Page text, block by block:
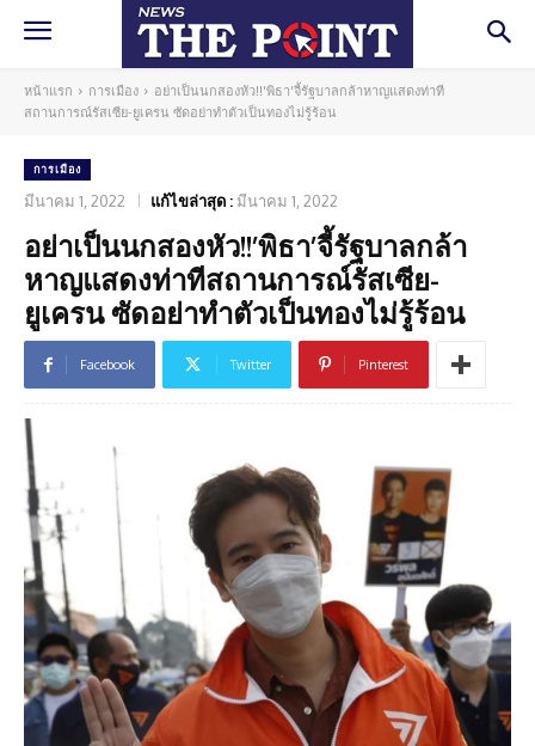
หน้าแรก การเมือง
อย่าเป็นนกสองหัว!!'พิธา'จี้รัฐบาลกล้าหาญแสดงท่าที
สถานการณ์รัสเซีย-ยูเครน ซัดอย่าทำตัวเป็นทองไม่รู้ร้อน
การเมือง
มีนาคม 1, 2022 แก้ไขล่าสุด : มีนาคม 1, 2022
อย่าเป็นนกสองหัว!!’พิธา’จี้รัฐบาลกล้า
หาญแสดงท่าทีสถานการณ์รัสเซีย-
ยูเครน ซัดอย่าทำตัวเป็นทองไม่รู้ร้อน
Facebook Twitter Pinterest